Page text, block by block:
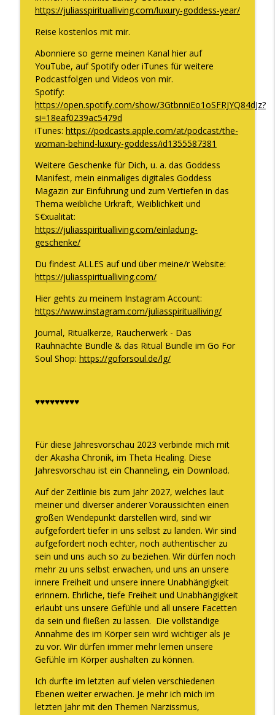
https://juliasspiritualliving.com/luxury-goddess-year/
Reise kostenlos mit mir.
Abonniere so gerne meinen Kanal hier auf
YouTube, auf Spotify oder iTunes für weitere
Podcastfolgen und Videos von mir.
Spotify:
https://open.spotify.com/show/3GtbnniEo1oSFRJYQ84dJz?
si=18eaf0239ac5479d
iTunes: https://podcasts.apple.com/at/podcast/the-
woman-behind-luxury-goddess/id1355587381
Weitere Geschenke für Dich, u. a. das Goddess
Manifest, mein einmaliges digitales Goddess
Magazin zur Einführung und zum Vertiefen in das
Thema weibliche Urkraft, Weiblichkeit und
S€xualität:
https://juliasspiritualliving.com/einladung-
geschenke/
Du findest ALLES auf und über meine/r Website:
https://juliasspiritualliving.com/
Hier gehts zu meinem Instagram Account:
https://www.instagram.com/juliasspiritualliving/
Journal, Ritualkerze, Räucherwerk - Das
Rauhnächte Bundle & das Ritual Bundle im Go For
Soul Shop: https://goforsoul.de/lg/
♥♥♥♥♥♥♥♥♥
Für diese Jahresvorschau 2023 verbinde mich mit
der Akasha Chronik, im Theta Healing. Diese
Jahresvorschau ist ein Channeling, ein Download.
Auf der Zeitlinie bis zum Jahr 2027, welches laut
meiner und diverser anderer Voraussichten einen
großen Wendepunkt darstellen wird, sind wir
aufgefordert tiefer in uns selbst zu landen. Wir sind
aufgefordert noch echter, noch authentischer zu
sein und uns auch so zu beziehen. Wir dürfen noch
mehr zu uns selbst erwachen, und uns an unsere
innere Freiheit und unsere innere Unabhängigkeit
erinnern. Ehrliche, tiefe Freiheit und Unabhängigkeit
erlaubt uns unsere Gefühle und all unsere Facetten
da sein und fließen zu lassen. Die vollständige
Annahme des im Körper sein wird wichtiger als je
zu vor. Wir dürfen immer mehr lernen unsere
Gefühle im Körper aushalten zu können.
Ich durfte im letzten auf vielen verschiedenen
Ebenen weiter erwachen. Je mehr ich mich im
letzten Jahr mit den Themen Narzissmus,